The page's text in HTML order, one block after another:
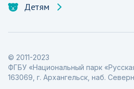
Детям
© 2011-2023
ФГБУ «Национальный парк
163069, г. Архангельск, наб.